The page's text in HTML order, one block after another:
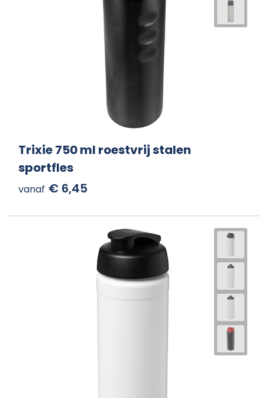
Trixie 750 ml roestvrij stalen
sportfles
vanaf € 6,45